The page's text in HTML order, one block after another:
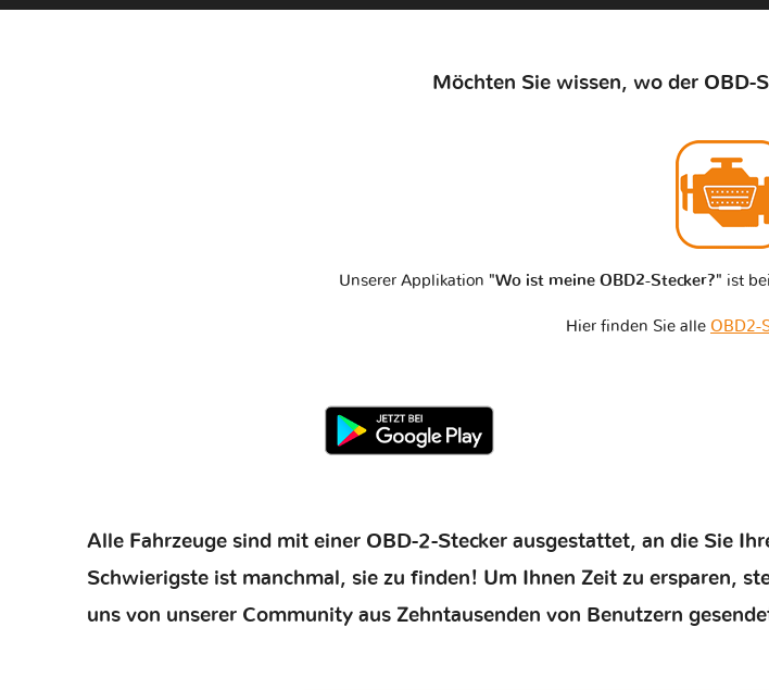
Möchten Sie wissen, wo der OBD-
Unserer Applikation "Wo ist meine OBD2-Stecker?" ist
Hier finden Sie alle OBD2-
Alle Fahrzeuge sind mit einer OBD-2-Stecker ausgestattet, an die Sie
Schwierigste ist manchmal, sie zu finden! Um Ihnen Zeit zu ersparen,
uns von unserer Community aus Zehntausenden von Benutzern